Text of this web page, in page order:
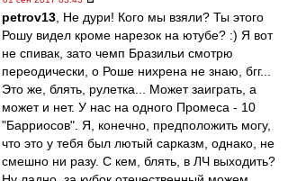
petrov13 , Не дури! Кого мы взяли? Ты этого
Рошу видел кроме нарезок на ютубе? :) Я вот
не спивак, зато чемп Бразильи смотрю
переодически, о Роше нихрена не знаю, бгг...
Это же, блять, рулетка... Может заиграть, а
может и нет. У нас на одного Промеса - 10
"Барриосов". Я, конечно, предположить могу,
что это у тебя был лютый сарказм, однако, не
смешно ни разу. С кем, блять, в ЛЧ выходить?